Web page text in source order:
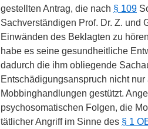
gestellten Antrag, die nach § 109
Sachverständigen Prof. Dr. Z. und
Einwänden des Beklagten zu
habe es seine gesundheitliche
dadurch die ihm obliegende
Entschädigungsanspruch nicht
Mobbinghandlungen gestützt.
psychosomatischen Folgen, die
tätlicher Angriff im Sinne des § 1